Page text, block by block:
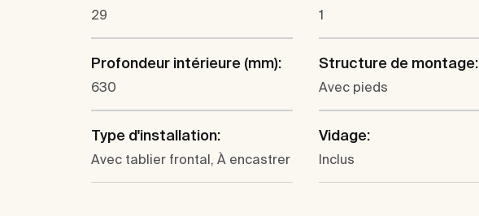
29 1
Profondeur intérieure (mm):
630
Structure de montage:
Avec pieds
Type d'installation:
Avec tablier frontal, À encastrer
Vidage:
Inclus